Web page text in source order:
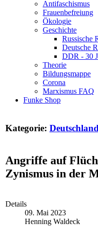
Antifaschismus
Frauenbefreiung
Ökologie
Geschichte
Russische
Deutsche
DDR - 30
Theorie
Bildungsmappe
Corona
Marxismus FAQ
Funke Shop
Kategorie: Deutschland
Angriffe auf
Zynismus in der
Details
09. Mai 2023
Henning Waldeck